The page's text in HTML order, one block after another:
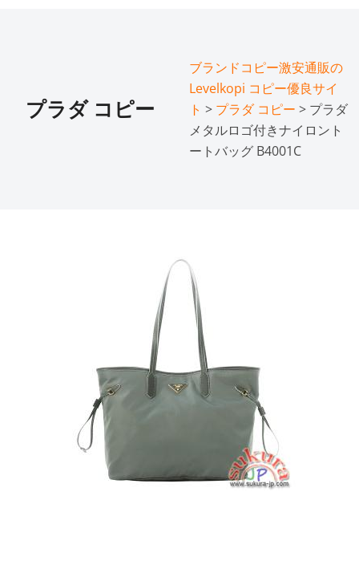
プラダ コピー
ブランドコピー激安通販の
Levelkopi コピー優良サイ
ト > プラダ コピー > プラダ
メタルロゴ付きナイロント
ートバッグ B4001C